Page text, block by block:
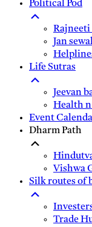
Political Pod
Rajneeti
Jan
Life Sutras
Jeevan
Health
Event
Dharm Path
Vishwa
Silk routes of
Trade